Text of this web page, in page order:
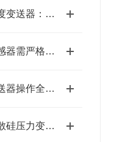
拆解一体化温度变送器：核心组成部分，藏着哪些关键“密码”？
悬臂梁称重传感器需严格遵循以下测定步骤
平膜型压力变送器操作全攻略：一步到位，轻松搞定实操细节
不容忽视！扩散硅压力变送器保养全攻略